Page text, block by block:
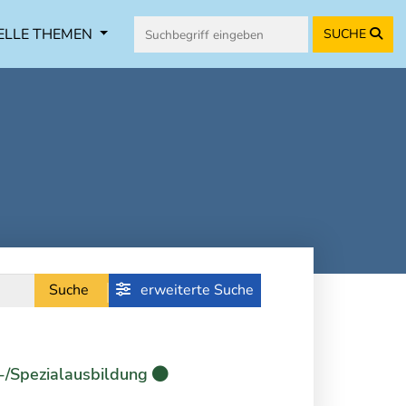
THEMEN SUCHE
Suche erweiterte Suche
Spezialausbildung